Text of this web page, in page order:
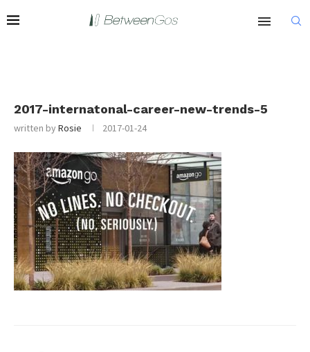
2017-internatonal-career-new-trends-5
written byRosie 2017-01-24